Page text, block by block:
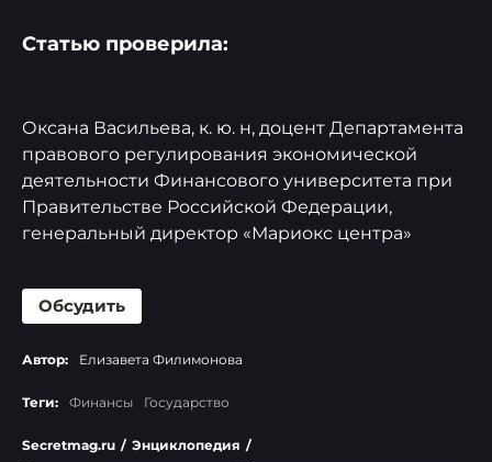
Статью проверила:
Оксана Васильева, к. ю. н, доцент Департамента
правового регулирования экономической
деятельности Финансового университета при
Правительстве Российской Федерации,
генеральный директор «Мариокс центра»
Обсудить
Автор: Елизавета Филимонова
Теги: Финансы Государство
Secretmag.ru / Энциклопедия /